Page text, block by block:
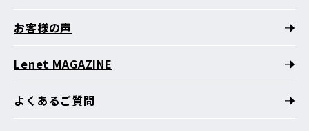
お客様の声
Lenet MAGAZINE
よくあるご質問